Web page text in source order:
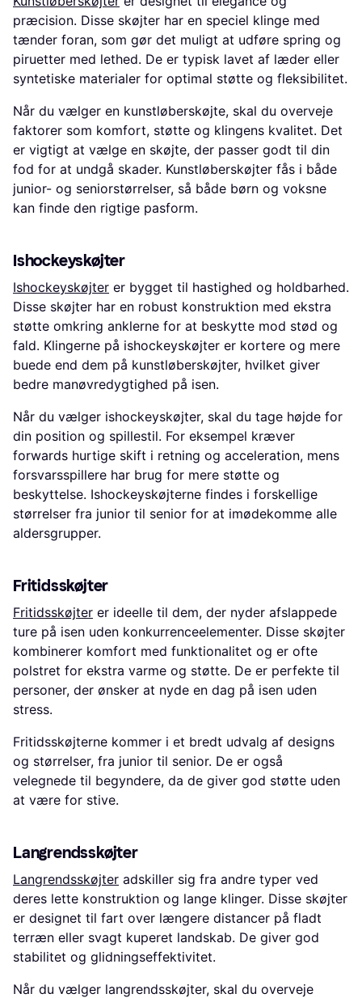
præcision. Disse skøjter har en speciel klinge med
tænder foran, som gør det muligt at udføre spring og
piruetter med lethed. De er typisk lavet af læder eller
syntetiske materialer for optimal støtte og fleksibilitet.
Når du vælger en kunstløberskøjte, skal du overveje
faktorer som komfort, støtte og klingens kvalitet. Det
er vigtigt at vælge en skøjte, der passer godt til din
fod for at undgå skader. Kunstløberskøjter fås i både
junior- og seniorstørrelser, så både børn og voksne
kan finde den rigtige pasform.
Ishockeyskøjter
Ishockeyskøjter er bygget til hastighed og holdbarhed.
Disse skøjter har en robust konstruktion med ekstra
støtte omkring anklerne for at beskytte mod stød og
fald. Klingerne på ishockeyskøjter er kortere og mere
buede end dem på kunstløberskøjter, hvilket giver
bedre manøvredygtighed på isen.
Når du vælger ishockeyskøjter, skal du tage højde for
din position og spillestil. For eksempel kræver
forwards hurtige skift i retning og acceleration, mens
forsvarsspillere har brug for mere støtte og
beskyttelse. Ishockeyskøjterne findes i forskellige
størrelser fra junior til senior for at imødekomme alle
aldersgrupper.
Fritidsskøjter
Fritidsskøjter er ideelle til dem, der nyder afslappede
ture på isen uden konkurrenceelementer. Disse skøjter
kombinerer komfort med funktionalitet og er ofte
polstret for ekstra varme og støtte. De er perfekte til
personer, der ønsker at nyde en dag på isen uden
stress.
Fritidsskøjterne kommer i et bredt udvalg af designs
og størrelser, fra junior til senior. De er også
velegnede til begyndere, da de giver god støtte uden
at være for stive.
Langrendsskøjter
Langrendsskøjter adskiller sig fra andre typer ved
deres lette konstruktion og lange klinger. Disse skøjter
er designet til fart over længere distancer på fladt
terræn eller svagt kuperet landskab. De giver god
stabilitet og glidningseffektivitet.
Når du vælger langrendsskøjter, skal du overveje